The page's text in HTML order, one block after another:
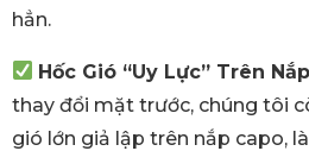
hẳn.
Hốc Gió “Uy Lực” Trên
thay đổi mặt trước, chúng tôi
gió lớn giả lập trên nắp capo,